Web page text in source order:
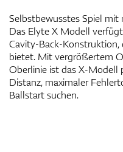
Selbstbewusstes Spiel
Das Elyte X Modell
Cavity-Back-Konstruktion,
bietet. Mit vergrößertem
Oberlinie ist das X-Modell
Distanz, maximaler
Ballstart suchen.